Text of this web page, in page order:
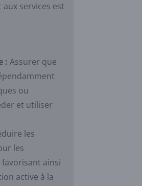
services est
: Assurer que
ou
et utiliser
les
les
ainsi
active à la